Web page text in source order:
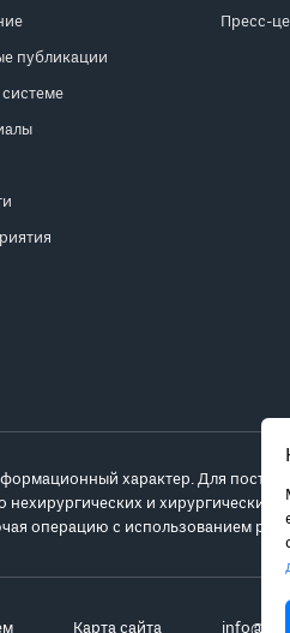
публикации
Пресс-
характер. Для
и хирургических
операцию с использованием
Карта сайта